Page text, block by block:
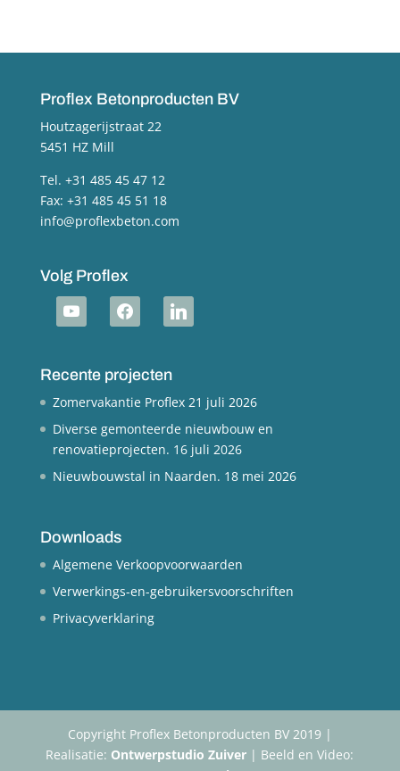
Proflex Betonproducten BV
Houtzagerijstraat 22
5451 HZ Mill
Tel. +31 485 45 47 12
Fax: +31 485 45 51 18
info@proflexbeton.com
Volg Proflex
youtube facebook linkedin
Recente projecten
Zomervakantie Proflex 21 juli 2026
Diverse gemonteerde nieuwbouw en
renovatieprojecten. 16 juli 2026
Nieuwbouwstal in Naarden. 18 mei 2026
Downloads
Algemene Verkoopvoorwaarden
Verwerkings-en-gebruikersvoorschriften
Privacyverklaring
Copyright Proflex Betonproducten BV 2019 |
Realisatie: Ontwerpstudio Zuiver | Beeld en Video: